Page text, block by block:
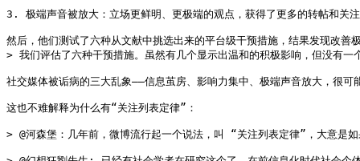
3. 极端声音被放大：立场更鲜明、更极端的观点，获得了更多的转帖和关
然后，他们测试了六种从文献中挑选出来的平台级干预措施，结果发现改
> 我们评估了六种干预措施。虽然有几个显示出温和的积极影响，但没有
社交媒体被诟病的三大乱象——信息茧房、影响力集中、极端声音放大，很
这也不难解释为什么有“关注列表定律”：
> @河森堡：几年前，微博流行起一个说法，叫 “关注列表定律”，大意是